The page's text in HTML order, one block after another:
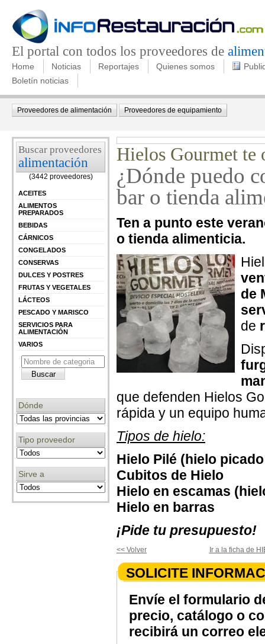
El portal con todos los proveedores de
Home Noticias Reportajes Quienes somos
Boletín noticias
Proveedores de alimentación Proveedores de equipamiento
Buscar proveedores
alimentación
(3442 proveedores)
ACEITES
ALIMENTOS
PREPARADOS
BEBIDAS
CÁRNICOS
CONGELADOS
CONSERVAS
DULCES Y POSTRES
FRUTAS Y VEGETALES
LÁCTEOS
PESCADO Y MARISCO
SERVICIOS PARA
ALIMENTACIÓN
VARIOS
Dónde
Tipo proveedor
Sirve a
Hielos Gourmet te
¿Dónde puedo
bar o tienda
Ten a punto este
o tienda alimenticia.
de
s
de
que defenden Hielos
rápida y un equipo
Tipos de hielo:
Hielo Pilé (hielo
Cubitos de Hielo
Hielo en escamas
Hielo en barras
¡Pide tu presupuesto!
<< Volver Ir a la ficha de
SOLICITE
Envíe el formulario
precio, catálogo o
recibirá un correo